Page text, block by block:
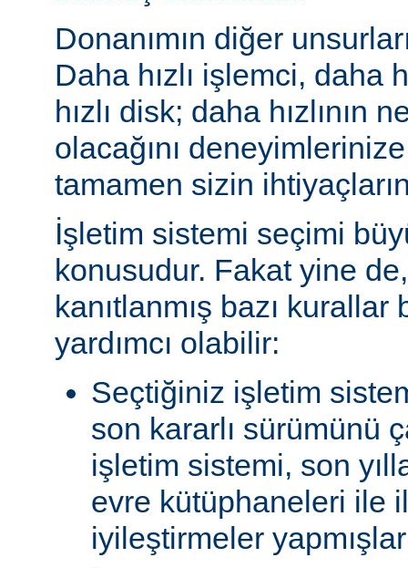
Donanımın diğer
Daha hızlı işlemci, daha
hızlı disk; daha hızlının
olacağını
tamamen sizin
İşletim sistemi seçimi
konusudur. Fakat yine de,
kanıtlanmış bazı
yardımcı olabilir:
Seçtiğiniz işletim
son kararlı sürümünü
işletim sistemi, son
evre kütüphaneleri ile
iyileştirmeler